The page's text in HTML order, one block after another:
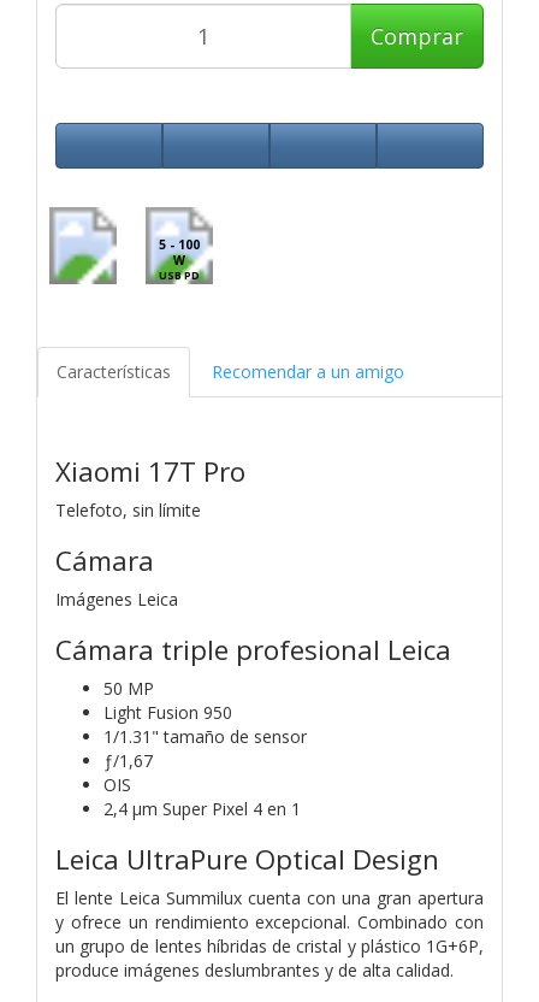
Comprar
5 - 100
W
USB PD
Características Recomendar a un amigo
Xiaomi 17T Pro
Telefoto, sin límite
Cámara
Imágenes Leica
Cámara triple profesional Leica
50 MP
Light Fusion 950
1/1.31" tamaño de sensor
ƒ/1,67
OIS
2,4 μm Super Pixel 4 en 1
Leica UltraPure Optical Design
El lente Leica Summilux cuenta con una gran apertura
y ofrece un rendimiento excepcional. Combinado con
un grupo de lentes híbridas de cristal y plástico 1G+6P,
produce imágenes deslumbrantes y de alta calidad.